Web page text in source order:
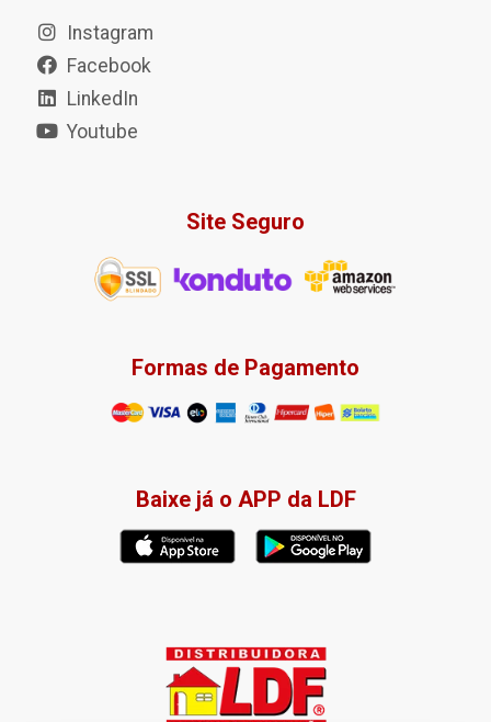
Instagram
Facebook
LinkedIn
Youtube
Site Seguro
Formas de Pagamento
Baixe já o APP da LDF